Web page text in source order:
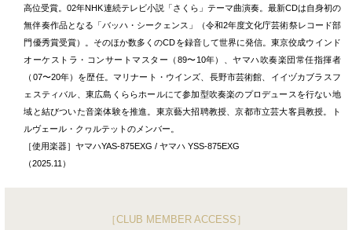
高位受賞。02年NHK連続テレビ小説「さくら」テーマ曲演奏。最新CDは自身初の
無伴奏作品となる「バッハ・シークェンス」（令和2年度文化庁芸術祭レコード部
門優秀賞受賞）。そのほか数多くのCDを録音して世界に発信。東京佼成ウインド
オーケストラ・コンサートマスター（89〜10年）、ヤマハ吹奏楽団常任指揮者
（07〜20年）を歴任。マリナート・ウインズ、長野市芸術館、イイヅカブラスフ
ェスティバル、東広島くららホールにて参加型吹奏楽のプロデュースを行ない地
域と結びついた音楽体験を推進。東京藝大招聘教授、京都市立芸大客員教授。ト
ルヴェール・クヮルテットのメンバー。
［使用楽器］ヤマハYAS-875EXG / ヤマハ YSS-875EXG
（2025.11）
［CLUB MEMBER ACCESS］